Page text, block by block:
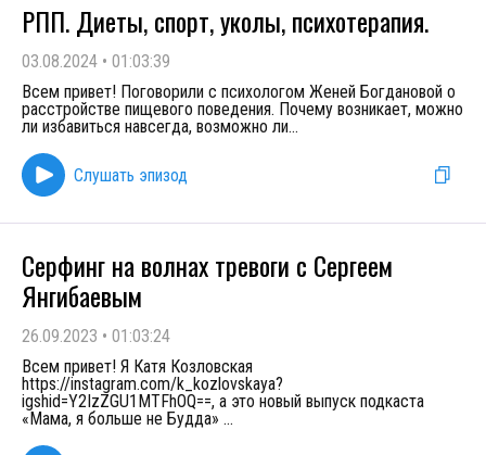
РПП. Диеты, спорт, уколы, психотерапия.
03.08.2024 • 01:03:39
Всем привет! Поговорили с психологом Женей Богдановой о
расстройстве пищевого поведения. Почему возникает, можно
ли избавиться навсегда, возможно ли...
Слушать эпизод
Серфинг на волнах тревоги с Сергеем
Янгибаевым
26.09.2023 • 01:03:24
Всем привет! Я Катя Козловская
https://instagram.com/k_kozlovskaya?
igshid=Y2IzZGU1MTFhOQ==, а это новый выпуск подкаста
«Мама, я больше не Будда» ...